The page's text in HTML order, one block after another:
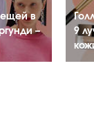
в
–
9